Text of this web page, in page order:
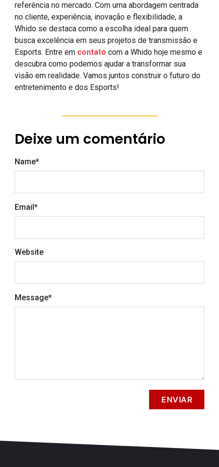
referência no mercado. Com uma abordagem centrada
no cliente, experiência, inovação e flexibilidade, a
Whido se destaca como a escolha ideal para quem
busca excelência em seus projetos de transmissão e
Esports. Entre em contato com a Whido hoje mesmo e
descubra como podemos ajudar a transformar sua
visão em realidade. Vamos juntos construir o futuro do
entretenimento e dos Esports!
Deixe um comentário
Message*
Name*
Email*
Website